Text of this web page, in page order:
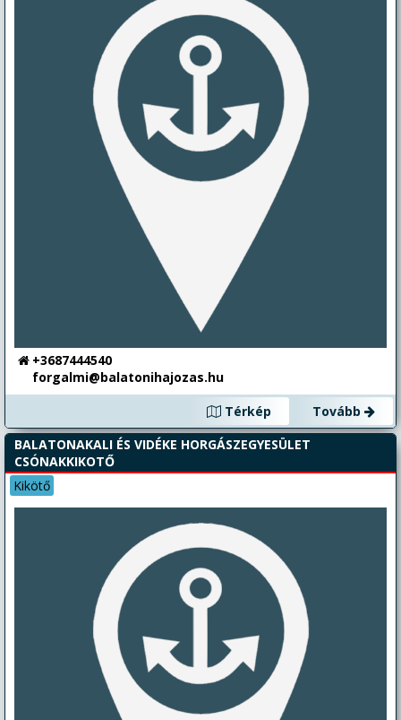
+3687444540
forgalmi@balatonihajozas.hu
Térkép
Tovább
BALATONAKALI ÉS VIDÉKE HORGÁSZEGYESÜLET
CSÓNAKKIKOTŐ
Kikötő